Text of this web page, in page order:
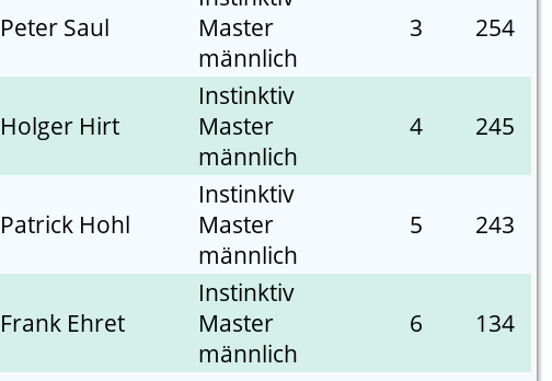
Peter Saul
Master
männlich
3 254
Holger Hirt
Instinktiv
Master
männlich
4 245
Patrick Hohl
Instinktiv
Master
männlich
5 243
Frank Ehret
Instinktiv
Master
männlich
6 134